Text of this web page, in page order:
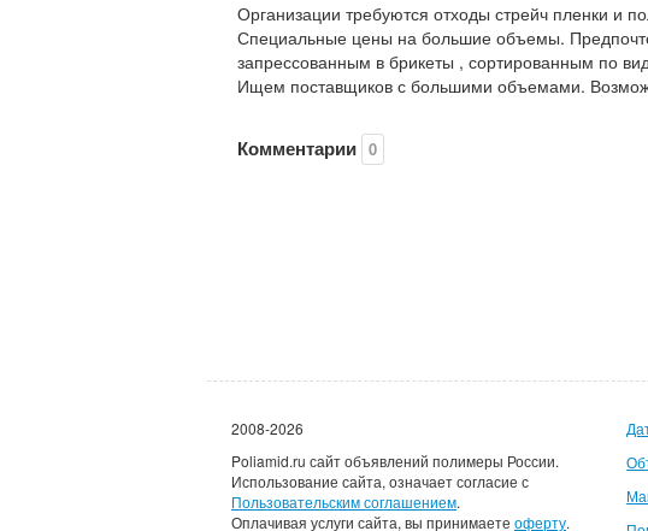
Организации требуются отходы стрейч пленки и
Специальные цены на большие объемы.
запрессованным в брикеты , сортированным по
Ищем поставщиков с большими объемами.
Комментарии 0
2008-2026
Poliamid.ru сайт объявлений полимеры России.
Использование сайта, означает согласие с
Пользовательским соглашением.
Оплачивая услуги сайта, вы принимаете оферту.